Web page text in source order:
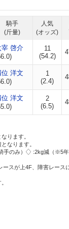
騎手
(斤量)
人気
(オッズ)
宰 啓介
11
(54.2)
位 洋文
1
(2.4)
位 洋文
2
(6.5)
ります。
なります。
のみ） :2kg減（※5
スが上4F、障害レース